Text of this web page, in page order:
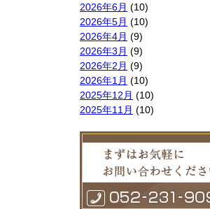
2026年6月 (10)
2026年5月 (10)
2026年4月 (9)
2026年3月 (9)
2026年2月 (9)
2026年1月 (10)
2025年12月 (10)
2025年11月 (10)
2025年8月(9)
2025年7月(10)
2025年6月(10)
2025年5月(10)